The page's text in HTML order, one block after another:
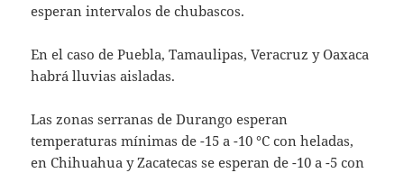
esperan intervalos de chubascos.
En el caso de Puebla, Tamaulipas, Veracruz y Oaxaca
habrá lluvias aisladas.
Las zonas serranas de Durango esperan
temperaturas mínimas de -15 a -10 °C con heladas,
en Chihuahua y Zacatecas se esperan de -10 a -5 con